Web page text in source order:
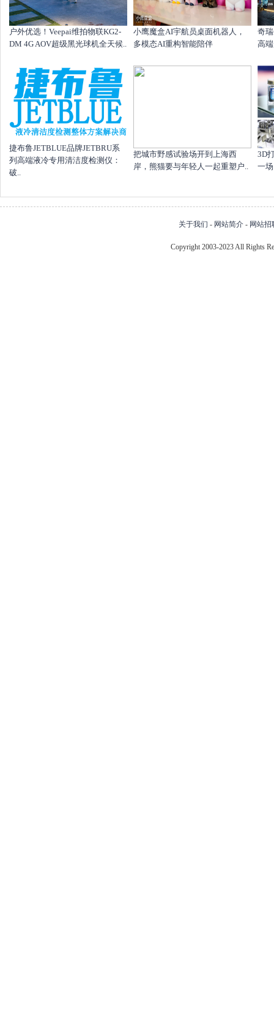
户外优选！Veepai维拍物联KG2-
DM 4G AOV超级黑光球机全天候..
小鹰魔盒AI宇航员桌面机器人，
多模态AI重构智能陪伴
奇
高
捷布鲁JETBLUE品牌JETBRU系
列高端液冷专用清洁度检测仪：
破..
把城市野感试验场开到上海西
岸，熊猫要与年轻人一起重塑户..
​3D
一
关于我们 - 网站简介 - 网站招
Copyright 2003-2023 All Rights